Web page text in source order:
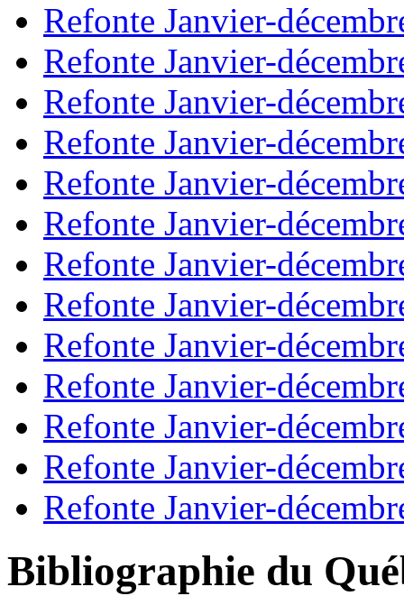
Refonte Janvier-
Refonte Janvier-
Refonte Janvier-
Refonte Janvier-
Refonte Janvier-
Refonte Janvier-
Refonte Janvier-
Refonte Janvier-
Refonte Janvier-
Refonte Janvier-
Refonte Janvier-
Refonte Janvier-
Refonte Janvier-
Bibliographie du